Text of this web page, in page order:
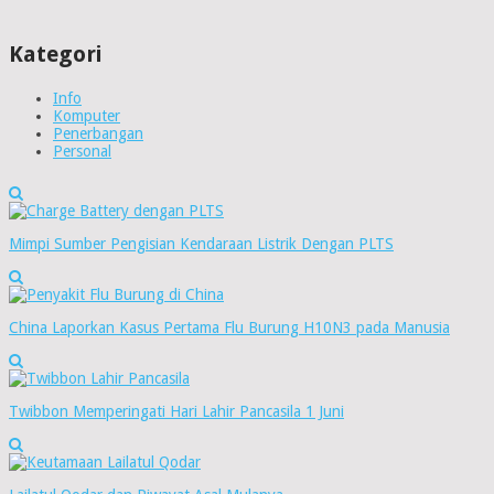
Kategori
Info
Komputer
Penerbangan
Personal
Mimpi Sumber Pengisian Kendaraan Listrik Dengan PLTS
China Laporkan Kasus Pertama Flu Burung H10N3 pada Manusia
Twibbon Memperingati Hari Lahir Pancasila 1 Juni